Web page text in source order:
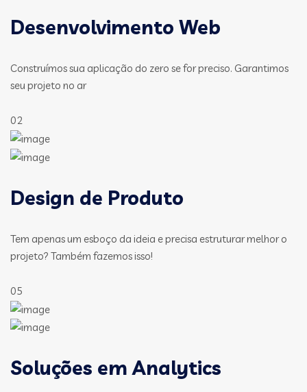
Desenvolvimento Web
Construímos sua aplicação do zero se for preciso. Garantimos
seu projeto no ar
02
Design de Produto
Tem apenas um esboço da ideia e precisa estruturar melhor o
projeto? Também fazemos isso!
05
Soluções em Analytics